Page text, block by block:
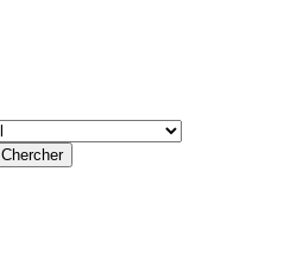
Chercher